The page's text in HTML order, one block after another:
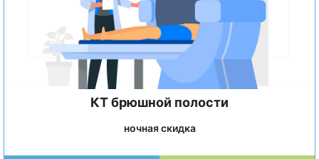
КТ брюшной полости
ночная скидка